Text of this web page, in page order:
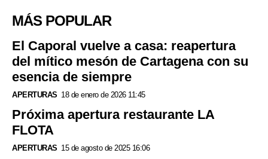
MÁS POPULAR
El Caporal vuelve a casa: reapertura
del mítico mesón de Cartagena con su
esencia de siempre
APERTURAS 18 de enero de 2026 11:45
Próxima apertura restaurante LA
FLOTA
APERTURAS 15 de agosto de 2025 16:06